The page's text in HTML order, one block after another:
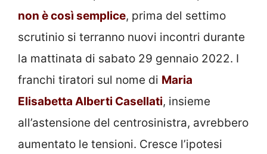
non è così semplice, prima del settimo
scrutinio si terranno nuovi incontri durante
la mattinata di sabato 29 gennaio 2022. I
franchi tiratori sul nome di Maria
Elisabetta Alberti Casellati, insieme
all’astensione del centrosinistra, avrebbero
aumentato le tensioni. Cresce l’ipotesi